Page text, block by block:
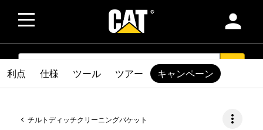
person
SEARCH
チルトディッチクリーニングバケット more_vert
利点 仕様 ツール ツアー キャンペーン